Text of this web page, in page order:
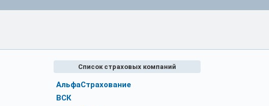
Список страховых компаний
АльфаСтрахование
ВСК